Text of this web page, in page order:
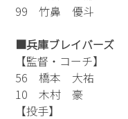
99 竹鼻 優斗
■兵庫ブレイバーズ
【監督・コーチ】
56 橋本 大祐
10 木村 豪
【投手】